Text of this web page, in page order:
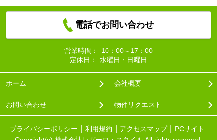
電話でお問い合わせ
営業時間：
10：00～17：00
定休日：
水曜日・日曜日
ホーム 会社概要
お問い合わせ 物件リクエスト
プライバシーポリシー 利用規約 アクセスマップ
PCサイト